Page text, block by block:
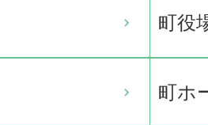
町役
町ホ